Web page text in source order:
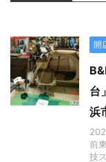
開
台
浜
前
技